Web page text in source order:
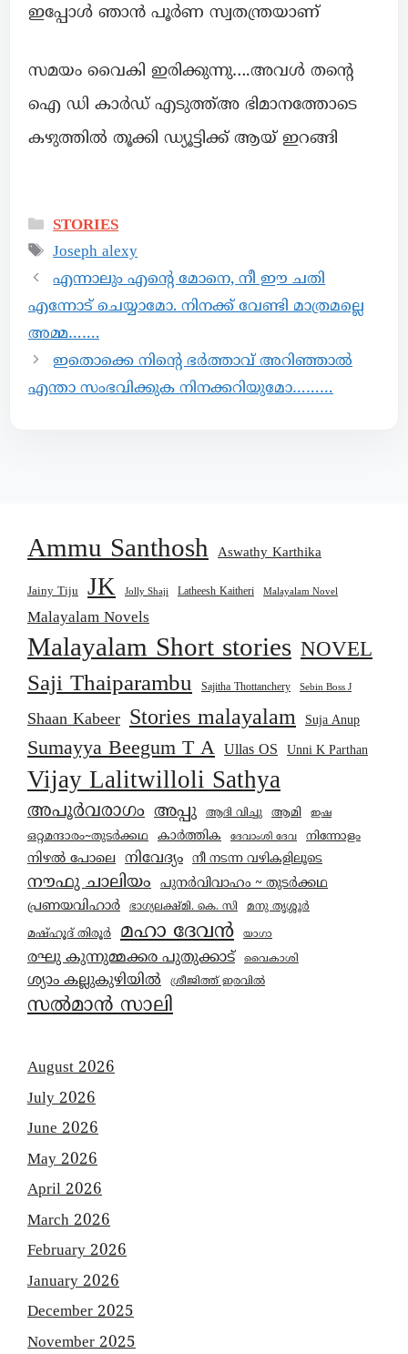
ഇപ്പോൾ ഞാൻ പൂർണ സ്വതന്ത്രയാണ്
സമയം വൈകി ഇരിക്കുന്നു….അവൾ തന്റെ
ഐ ഡി കാർഡ് എടുത്ത്അ ഭിമാനത്തോടെ
കഴുത്തിൽ തൂക്കി ഡ്യൂട്ടിക്ക് ആയ് ഇറങ്ങി
STORIES
Joseph alexy
എന്നാലും എൻ്റെ മോനെ, നീ ഈ ചതി
എന്നോട് ചെയ്യാമോ. നിനക്ക് വേണ്ടി മാത്രമല്ലെ
അമ്മ…….
ഇതൊക്കെ നിന്റെ ഭർത്താവ് അറിഞ്ഞാൽ
എന്താ സംഭവിക്കുക നിനക്കറിയുമോ………
Ammu Santhosh Aswathy Karthika
Jainy Tiju JK Jolly Shaji Latheesh Kaitheri Malayalam Novel
Malayalam Novels
Malayalam Short stories NOVEL
Saji Thaiparambu Sajitha Thottanchery Sebin Boss J
Shaan Kabeer Stories malayalam Suja Anup
Sumayya Beegum T A Ullas OS Unni K Parthan
Vijay Lalitwilloli Sathya
അപൂർവരാഗം അപ്പു ആദി വിച്ചു ആമി ഇഷ
ഒറ്റമന്ദാരം~തുടർക്കഥ കാര്‍ത്തിക ദേവാംശി ദേവ നിന്നോളം
നിഴൽ പോലെ നിവേദ്യം നീ നടന്ന വഴികളിലൂടെ
നൗഫു ചാലിയം പുനർവിവാഹം ~ തുടർക്കഥ
പ്രണയവിഹാർ ഭാഗ്യലക്ഷ്മി. കെ. സി
മനു തൃശ്ശൂർ
മഷ്ഹൂദ് തിരൂർ
മഹാ ദേവൻ യാഗാ
രഘു കുന്നുമ്മക്കര പുതുക്കാട് വൈകാശി
ശ്യാം കല്ലുകുഴിയിൽ ശ്രീജിത്ത് ഇരവിൽ
സൽമാൻ സാലി
August 2026
July 2026
June 2026
May 2026
April 2026
March 2026
February 2026
January 2026
December 2025
November 2025